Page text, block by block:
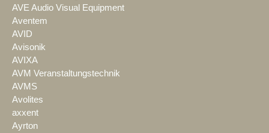
AVE Audio Visual Equipment
Aventem
AVID
Avisonik
AVIXA
AVM Veranstaltungstechnik
AVMS
Avolites
axxent
Ayrton